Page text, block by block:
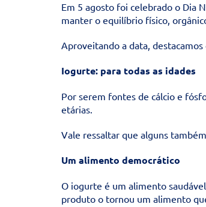
Em 5 agosto foi celebrado o Dia
manter o equilíbrio físico,
Aproveitando a data,
Iogurte: para todas as idades
Por serem fontes de cálcio e
etárias.
Vale ressaltar que alguns
Um alimento democrático
O iogurte é um alimento
produto o tornou um alimento